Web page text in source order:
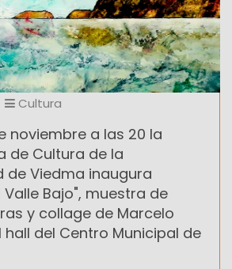
Cultura
noviembre a las 20 la
de Cultura de la
de Viedma inaugura
Bajo", muestra de
y collage de Marcelo
hall del Centro Municipal de